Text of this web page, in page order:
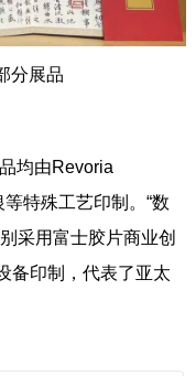
分展品
均由Revoria
特殊工艺印制。“数
采用富士胶片商业创
备印制，代表了亚太